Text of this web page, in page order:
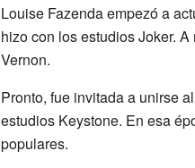
Louise Fazenda empezó a
hizo con los estudios Joker.
Vernon.
Pronto, fue invitada a unirse
estudios Keystone. En esa
populares.